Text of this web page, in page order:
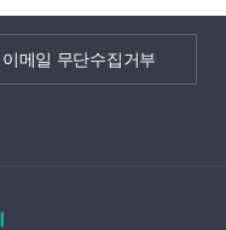
이메일 무단수집거부